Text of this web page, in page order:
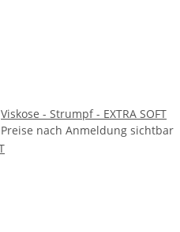
Viskose - Strumpf - EXTRA SOFT
Preise nach Anmeldung sichtbar